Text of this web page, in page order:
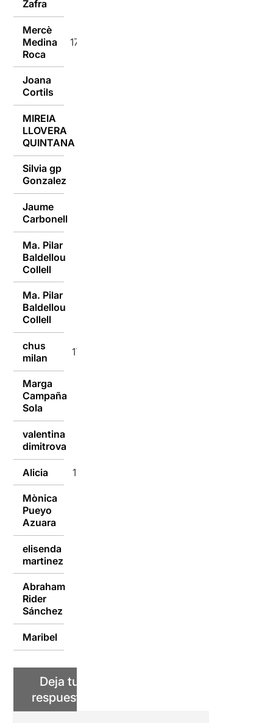
Zafra
Mercè
Medina
Roca
17/10/2016
Joana
Cortils
MIREIA
LLOVERA
QUINTANA
Silvia gp
Gonzalez
Jaume
Carbonell
Ma. Pilar
Baldellou
Collell
Ma. Pilar
Baldellou
Collell
chus
milan
17/10/2016
Marga
Campaña
Sola
valentina
dimitrova
Alicia 15/10/2016
Mònica
Pueyo
Azuara
elisenda
martinez
Abraham
Rider
Sánchez
Maribel
Deja tu
respuesta